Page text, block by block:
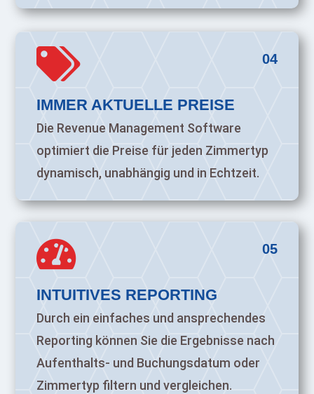
04

IMMER AKTUELLE PREISE
Die Revenue Management Software
optimiert die Preise für jeden Zimmertyp
dynamisch, unabhängig und in Echtzeit.
05

INTUITIVES REPORTING
Durch ein einfaches und ansprechendes
Reporting können Sie die Ergebnisse nach
Aufenthalts- und Buchungsdatum oder
Zimmertyp filtern und vergleichen.